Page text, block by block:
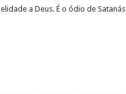
a Deus. É o ódio de Satanás